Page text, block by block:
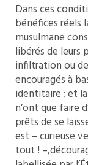
Dans ces
bénéfices réels
musulmane
libérés de leurs
infiltration ou
encouragés à
identitaire ; et
n’ont que faire
prêts de se
est – curieuse
tout !